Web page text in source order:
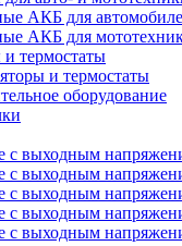
АКБ для
АКБ для
термостаты
и термостаты
оборудование
с выходным
с выходным
с выходным
с выходным
с выходным